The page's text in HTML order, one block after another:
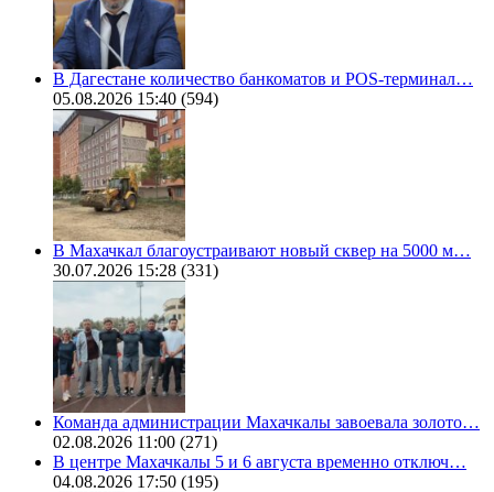
В Дагестане количество банкоматов и POS-терминал…
05.08.2026 15:40 (594)
В Махачкал благоустраивают новый сквер на 5000 м…
30.07.2026 15:28 (331)
Команда администрации Махачкалы завоевала золото…
02.08.2026 11:00 (271)
В центре Махачкалы 5 и 6 августа временно отключ…
04.08.2026 17:50 (195)